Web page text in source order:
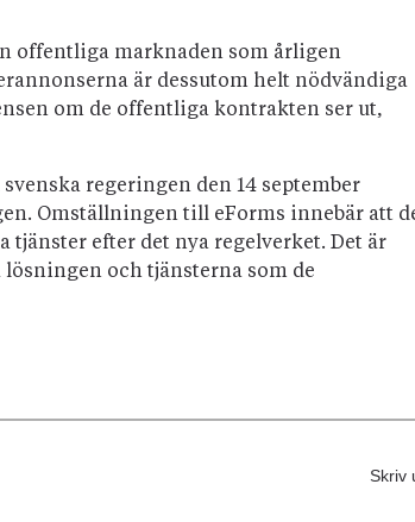
offentliga marknaden som årligen
är dessutom helt nödvändiga
om de offentliga kontrakten ser ut,
regeringen den 14 september
Omställningen till eForms innebär att
tjänster efter det nya regelverket. Det är
och tjänsterna som de
Skriv